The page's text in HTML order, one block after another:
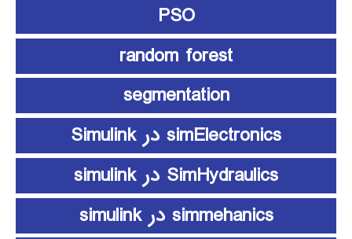
PSO
random forest
segmentation
simElectronics در Simulink
SimHydraulics در simulink
simmehanics در simulink